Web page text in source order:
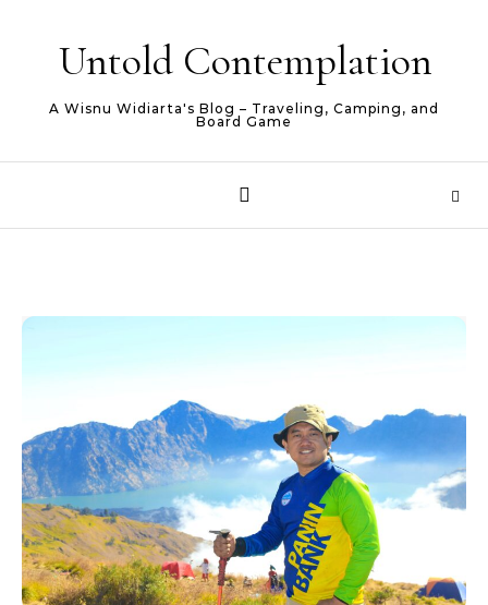
Untold Contemplation
A Wisnu Widiarta's Blog – Traveling, Camping, and
Board Game